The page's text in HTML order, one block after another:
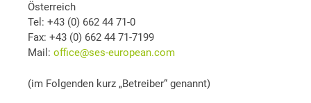
Österreich
Tel: +43 (0) 662 44 71-0
Fax: +43 (0) 662 44 71-7199
Mail: office@ses-european.com
(im Folgenden kurz „Betreiber“ genannt)